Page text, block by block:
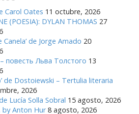
Carol Oates 11 octubre, 2026
(POESIA): DYLAN THOMAS 27
Canela’ de Jorge Amado 20
повесть Льва Толстого 13
de Dostoiewski – Tertulia literaria
2026
Lucía Solla Sobral 15 agosto, 2026
Anton Hur 8 agosto, 2026